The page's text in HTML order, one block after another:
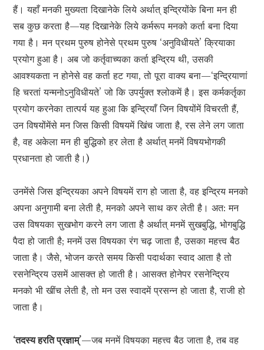
हैं। यहाँ मनकी मुख्यता दिखानेके लिये अर्थात् इन्द्रियोंके बिना मन ही
सब कुछ करता है—यह दिखानेके लिये कर्मरूप मनको कर्ता बना दिया
गया है। मन प्रथम पुरुष होनेसे प्रथम पुरुष ‘अनुविधीयते’ क्रियाका
प्रयोग हुआ है। अब जो कर्तृवाच्यका कर्ता इन्द्रिय थी, उसकी
आवश्यकता न होनेसे वह कर्ता हट गया, तो पूरा वाक्य बना—‘इन्द्रियाणां
हि चरतां यन्मनोऽनुविधीयते’ जो कि उपर्युक्त श्लोकमें है। इस कर्मकर्तृका
प्रयोग करनेका तात्पर्य यह हुआ कि इन्द्रियाँ जिन विषयोंमें विचरती हैं,
उन विषयोंमेंसे मन जिस किसी विषयमें खिंच जाता है, रस लेने लग जाता
है, वह अकेला मन ही बुद्धिको हर लेता है अर्थात् मनमें विषयभोगकी
प्रधानता हो जाती है।)
उनमेंसे जिस इन्द्रियका अपने विषयमें राग हो जाता है, वह इन्द्रिय मनको
अपना अनुगामी बना लेती है, मनको अपने साथ कर लेती है। अत: मन
उस विषयका सुखभोग करने लग जाता है अर्थात् मनमें सुखबुद्धि, भोगबुद्धि
पैदा हो जाती है; मनमें उस विषयका रंग चढ़ जाता है, उसका महत्त्व बैठ
जाता है। जैसे, भोजन करते समय किसी पदार्थका स्वाद आता है तो
रसनेन्द्रिय उसमें आसक्त हो जाती है। आसक्त होनेपर रसनेन्द्रिय
मनको भी खींच लेती है, तो मन उस स्वादमें प्रसन्न हो जाता है, राजी हो
जाता है।
‘तदस्य हरति प्रज्ञाम्’—जब मनमें विषयका महत्त्व बैठ जाता है, तब वह